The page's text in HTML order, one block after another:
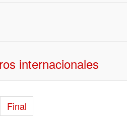
internacionales
Final